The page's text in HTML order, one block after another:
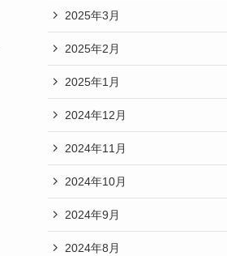
2025年3月
2025年2月
2025年1月
2024年12月
2024年11月
2024年10月
2024年9月
2024年8月